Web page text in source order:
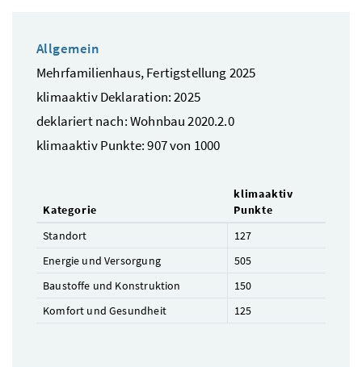
Allgemein
Mehrfamilienhaus, Fertigstellung 2025
klimaaktiv Deklaration: 2025
deklariert nach: Wohnbau 2020.2.0
klimaaktiv Punkte: 907 von 1000
Kategorie
klimaaktiv
Punkte
Standort
127
Energie und Versorgung
505
Baustoffe und Konstruktion
150
Komfort und Gesundheit
125